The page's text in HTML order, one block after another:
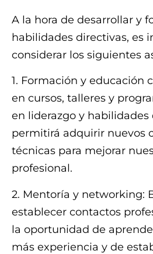
A la hora de desarrollar y
habilidades directivas, es
considerar los siguientes
1. Formación y educación
en cursos, talleres y
en liderazgo y habilidades
permitirá adquirir nuevos
técnicas para mejorar
profesional.
2. Mentoría y networking:
establecer contactos
la oportunidad de
más experiencia y de